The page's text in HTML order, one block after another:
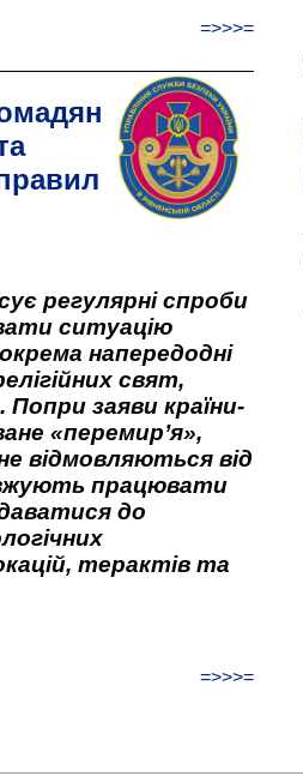
=>>>=
регулярні спроби
ситуацію
напередодні
свят,
заяви країни-
«перемир’я»,
відмовляються від
працювати
до
терактів та
=>>>=